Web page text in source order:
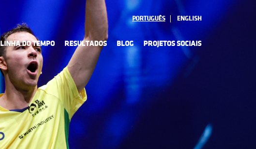
PORTUGUÊS ENGLISH
LINHA DO TEMPO RESULTADOS BLOG PROJETOS SOCIAIS